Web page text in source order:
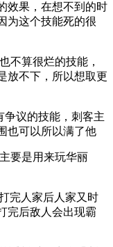
效果，在想不到的时
为这个技能死的很
不算很烂的技能，
放不下，所以想取更
争议的技能，刺客主
也可以所以满了他
要是用来玩华丽
完人家后人家又时
完后敌人会出现霸